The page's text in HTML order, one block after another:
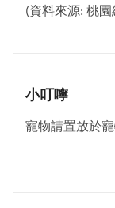
(資料來源: 桃園
小叮嚀
寵物請置放於